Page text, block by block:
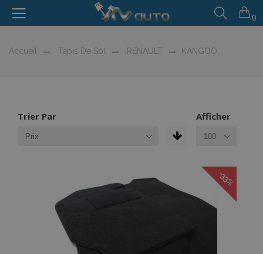
0
Accueil Tapis De Sol RENAULT KANGOO
Trier Par Afficher
-33%